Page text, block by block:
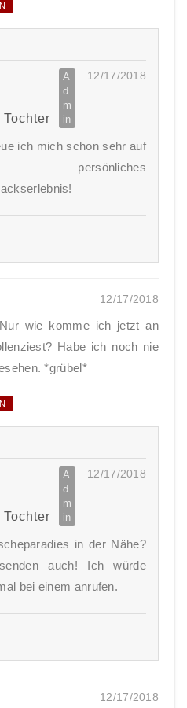
12/17/2018
ich mich schon sehr auf
persönliches
12/17/2018
wie komme ich jetzt an
Habe ich noch nie
*grübel*
12/17/2018
in der Nähe?
auch! Ich würde
bei einem anrufen.
12/17/2018